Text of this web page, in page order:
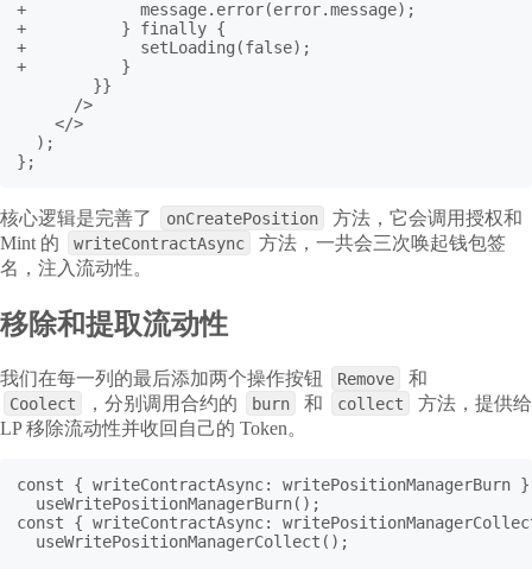
+            message.error(error.message);
+          } finally {
+            setLoading(false);
+          }
        }}
      />
    </>
  );
};
核心逻辑是完善了 onCreatePosition
方法，它会调用授权和
Mint 的
writeContractAsync
方法，一共会三次唤起钱包签
名，注入流动性。
移除和提取流动性
我们在每一列的最后添加两个操作按钮 Remove 和
Coolect ，分别调用合约的 burn 和 collect
方法，提供给
LP 移除流动性并收回自己的 Token。
const { writeContractAsync: writePositionManagerBurn
  useWritePositionManagerBurn();
const { writeContractAsync:
  useWritePositionManagerCollect();